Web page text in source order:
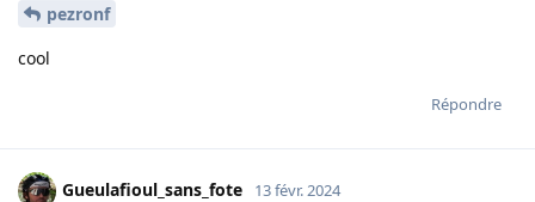
pezronf
cool
Répondre
Gueulafioul_sans_fote 13 févr. 2024